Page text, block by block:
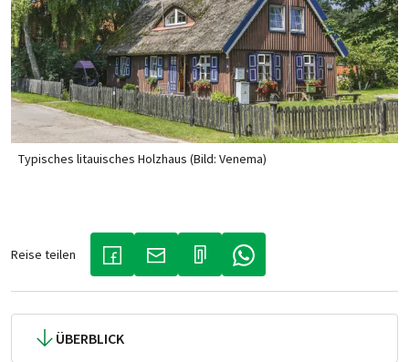
Typisches litauisches Holzhaus (Bild: Venema)
Reise teilen
(LINK ÖFFNET IN NEUEM TAB)
(LINK ÖFFNET IN NEUEM TAB)
(LINK ÖFFNET IN NEUEM
ÜBERBLICK